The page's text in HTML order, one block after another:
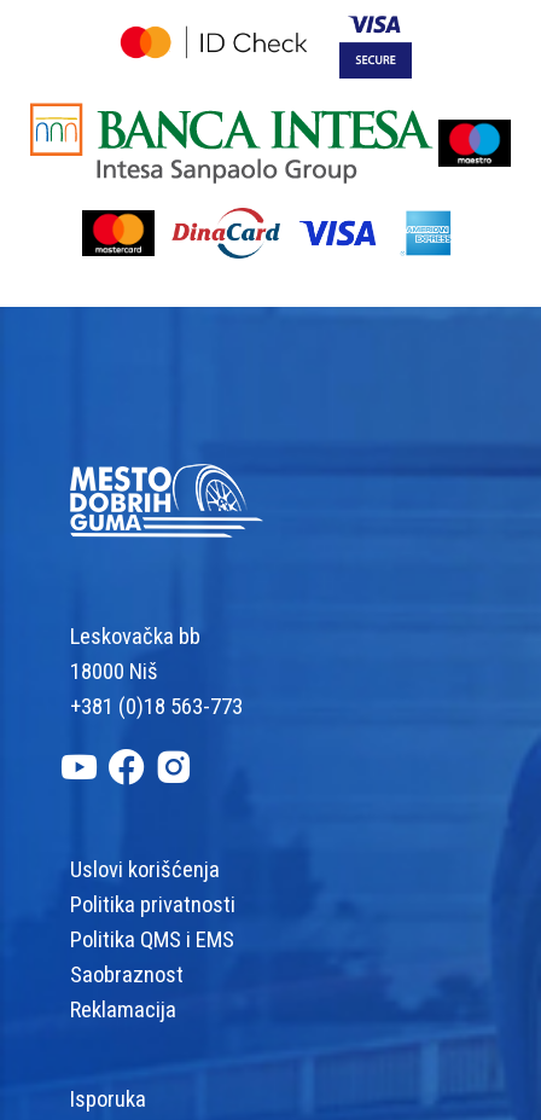
Leskovačka bb
18000 Niš
+381 (0)18 563-773
Uslovi korišćenja
Politika privatnosti
Politika QMS i EMS
Saobraznost
Reklamacija
Isporuka